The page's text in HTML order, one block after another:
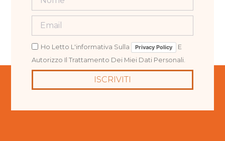
Ho Letto L'informativa Sulla Privacy Policy
E
Autorizzo Il Trattamento Dei Miei Dati Personali.
ISCRIVITI